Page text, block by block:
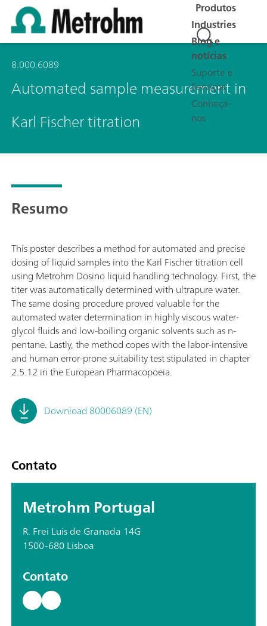
Produtos
Industries
Blog e
notícias
Suporte e
Serviços
Conheça-
nos
8.000.6089
Automated sample measurement in
Karl Fischer titration
Resumo
This poster describes a method for automated and precise
dosing of liquid samples into the Karl Fischer titration cell
using Metrohm Dosino liquid handling technology. First, the
titer was automatically determined with ultrapure water.
The same dosing procedure proved valuable for the
automated water determination in highly viscous water-
glycol fluids and low-boiling organic solvents such as n-
pentane. Lastly, the method copes with the labor-intensive
and human error-prone suitability test stipulated in chapter
2.5.12 in the European Pharmacopoeia.
Download 80006089 (EN)
Contato
Metrohm Portugal
R. Frei Luis de Granada 14G
1500-680 Lisboa
Contato